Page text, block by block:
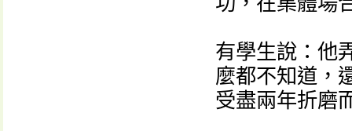
有學生說：他
麼都不知道，
受盡兩年折磨